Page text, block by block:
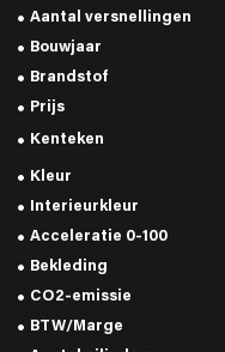
Aantal versnellingen
Bouwjaar
Brandstof
Prijs
Kenteken
Kleur
Interieurkleur
Acceleratie 0-100
Bekleding
CO2-emissie
BTW/Marge